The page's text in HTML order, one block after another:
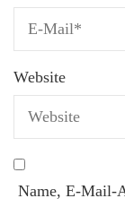
Website
Name, E-Mail-